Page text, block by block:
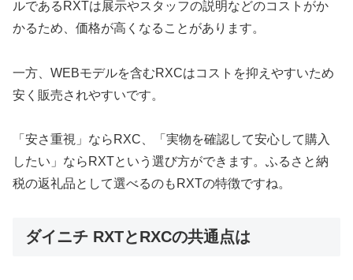
ルであるRXTは展示やスタッフの説明などのコストがか
かるため、価格が高くなることがあります。
一方、WEBモデルを含むRXCはコストを抑えやすいため
安く販売されやすいです。
「安さ重視」ならRXC、「実物を確認して安心して購入
したい」ならRXTという選び方ができます。ふるさと納
税の返礼品として選べるのもRXTの特徴ですね。
ダイニチ RXTとRXCの共通点は